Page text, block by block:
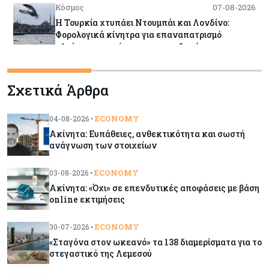
Κόσμος 07-08-2026
Η Τουρκία χτυπάει Ντουμπάι και Λονδίνο:
Φορολογικά κίνητρα για επαναπατρισμό
πλούσιων κατοίκων και επενδυτών
Από τα €150,6 εκατ. στα €112 εκατ. οι κρατικές
Κόσμος
τροφίμων
Οι τιμές καθορίζουν την επιλογή παρόχου
κινητής στην Κύπρο
Σχετικά Άρθρα
04-08-2026 • ECONOMY
Ακίνητα: Ευπάθειες, ανθεκτικότητα και σωστή
ανάγνωση των στοιχείων
03-08-2026 • ECONOMY
Ακίνητα: «Όχι» σε επενδυτικές αποφάσεις με βάση
online εκτιμήσεις
30-07-2026 • ECONOMY
«Σταγόνα στον ωκεανό» τα 138 διαμερίσματα για το
στεγαστικό της Λεμεσού